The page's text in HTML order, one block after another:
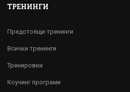
ТРЕНИНГИ
Предстоящи тренинги
Всички тренинги
Тренировки
Коучинг програми